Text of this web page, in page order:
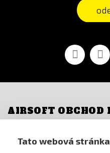
Tato webová
Facebook
AIRSOFT OBCHOD
PRO ZÁKAZNÍKY